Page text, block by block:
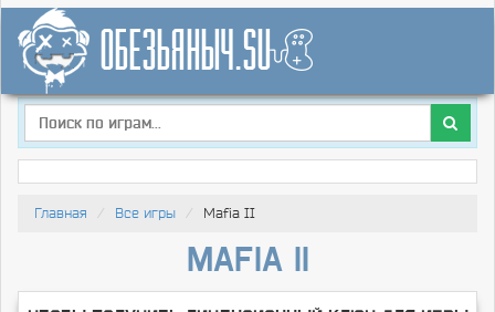
Главная Все игры Mafia II
Mafia II